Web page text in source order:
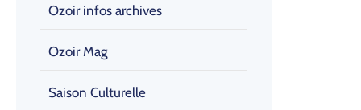
Ozoir infos archives
Ozoir Mag
Saison Culturelle